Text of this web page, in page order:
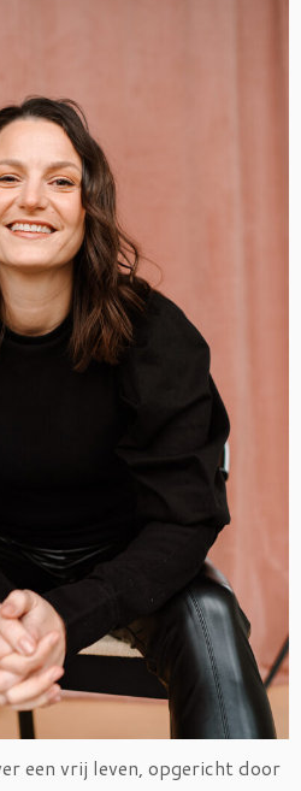
een vrij leven, opgericht door